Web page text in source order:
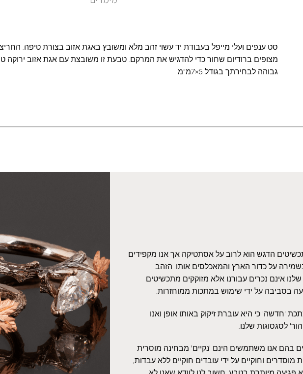
סט ענפים ועלי מייפל בעבודת יד עשוי זהב מלא ומשובץ באגת אזוב בצורת טיפה.
מצופים ברודיום שחור כדי להדגיש את המרקם. טבעת זו משובצת עם אגת אזוב ירוקה
גבוהה לבחירתך בגודל 5×7מ"מ
הדגש הוא לרוב על אסתטיקה אך אנו מקפידים
על כדור הארץ והמאכלסים אותו. הזהב
אינם נכרים עבורנו אלא מזוקקים מתכשיטים
בסביבה על ידי שימוש במתכות ממוחזרות.
'חדשה' כי היא עוברת זיקוק באותו אופן ואנו
לסגסוגות שלנו.
בהם אנו משתמשים הינם 'נקיים' מבחינה מוסרית
וחוקיים על ידי עובדים חוקיים ללא עבדות,